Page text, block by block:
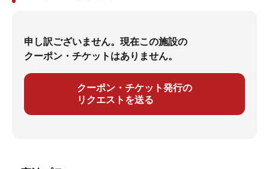
申し訳ございません。現在この施設の
クーポン・チケットはありません。
クーポン・チケット発行の
リクエストを送る